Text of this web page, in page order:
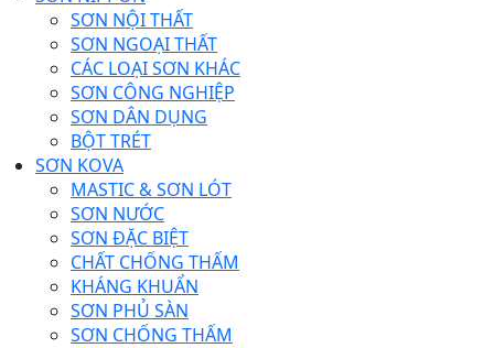
SƠN NỘI THẤT
SƠN NGOẠI THẤT
CÁC LOẠI SƠN KHÁC
SƠN CÔNG NGHIỆP
SƠN DÂN DỤNG
BỘT TRÉT
SƠN KOVA
MASTIC & SƠN LÓT
SƠN NƯỚC
SƠN ĐẶC BIỆT
CHẤT CHỐNG THẤM
KHÁNG KHUẨN
SƠN PHỦ SÀN
SƠN CHỐNG THẤM